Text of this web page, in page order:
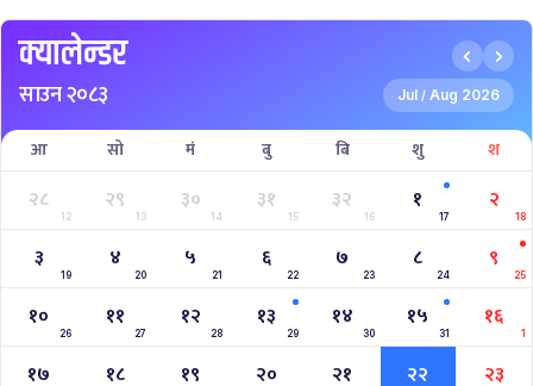
क्यालेन्डर
साउन २०८३ Jul / Aug 2026
आ सो मं बु बि शु श
२८
12
२९
13
३०
14
३१
15
३२
16
१
17
२
18
३
19
४
20
५
21
६
22
७
23
८
24
९
25
१०
26
११
27
१२
28
१३
29
१४
30
१५
31
१६
1
१७ १८ १९ २० २१ २२ २३